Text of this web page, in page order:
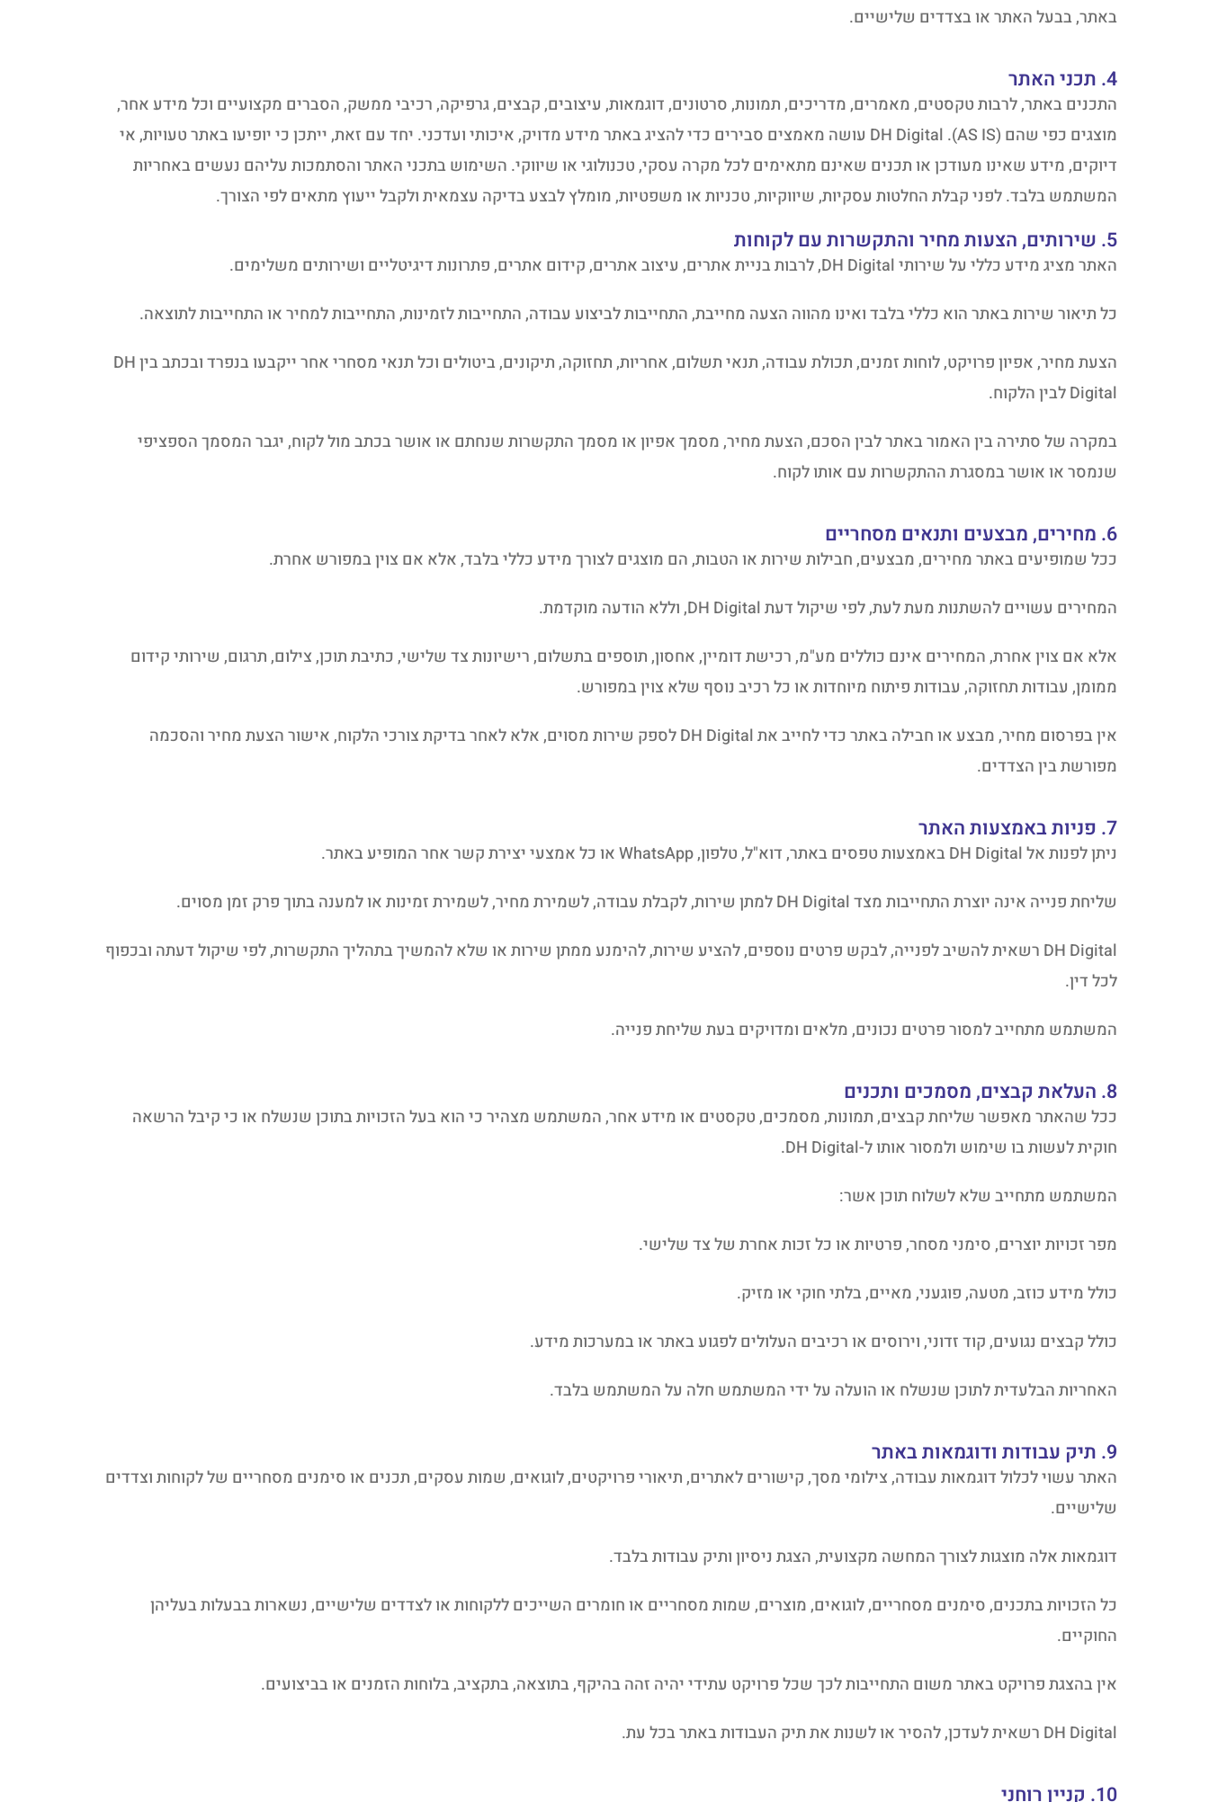
באתר, בבעל האתר או בצדדים שלישיים.
4. תכני האתר
התכנים באתר, לרבות טקסטים, מאמרים, מדריכים, תמונות, סרטונים, דוגמאות, עיצובים, קבצים, גרפיקה, רכיבי ממשק, הסברים מקצועיים וכל מידע אחר,
מוצגים כפי שהם (AS IS). DH Digital עושה מאמצים סבירים כדי להציג באתר מידע מדויק, איכותי ועדכני. יחד עם זאת, ייתכן כי יופיעו באתר טעויות, אי
דיוקים, מידע שאינו מעודכן או תכנים שאינם מתאימים לכל מקרה עסקי, טכנולוגי או שיווקי. השימוש בתכני האתר והסתמכות עליהם נעשים באחריות
המשתמש בלבד. לפני קבלת החלטות עסקיות, שיווקיות, טכניות או משפטיות, מומלץ לבצע בדיקה עצמאית ולקבל ייעוץ מתאים לפי הצורך.
5. שירותים, הצעות מחיר והתקשרות עם לקוחות
האתר מציג מידע כללי על שירותי DH Digital, לרבות בניית אתרים, עיצוב אתרים, קידום אתרים, פתרונות דיגיטליים ושירותים משלימים.
כל תיאור שירות באתר הוא כללי בלבד ואינו מהווה הצעה מחייבת, התחייבות לביצוע עבודה, התחייבות לזמינות, התחייבות למחיר או התחייבות לתוצאה.
הצעת מחיר, אפיון פרויקט, לוחות זמנים, תכולת עבודה, תנאי תשלום, אחריות, תחזוקה, תיקונים, ביטולים וכל תנאי מסחרי אחר ייקבעו בנפרד ובכתב בין DH
Digital לבין הלקוח.
במקרה של סתירה בין האמור באתר לבין הסכם, הצעת מחיר, מסמך אפיון או מסמך התקשרות שנחתם או אושר בכתב מול לקוח, יגבר המסמך הספציפי
שנמסר או אושר במסגרת ההתקשרות עם אותו לקוח.
6. מחירים, מבצעים ותנאים מסחריים
ככל שמופיעים באתר מחירים, מבצעים, חבילות שירות או הטבות, הם מוצגים לצורך מידע כללי בלבד, אלא אם צוין במפורש אחרת.
המחירים עשויים להשתנות מעת לעת, לפי שיקול דעת DH Digital, וללא הודעה מוקדמת.
אלא אם צוין אחרת, המחירים אינם כוללים מע"מ, רכישת דומיין, אחסון, תוספים בתשלום, רישיונות צד שלישי, כתיבת תוכן, צילום, תרגום, שירותי קידום
ממומן, עבודות תחזוקה, עבודות פיתוח מיוחדות או כל רכיב נוסף שלא צוין במפורש.
אין בפרסום מחיר, מבצע או חבילה באתר כדי לחייב את DH Digital לספק שירות מסוים, אלא לאחר בדיקת צורכי הלקוח, אישור הצעת מחיר והסכמה
מפורשת בין הצדדים.
7. פניות באמצעות האתר
ניתן לפנות אל DH Digital באמצעות טפסים באתר, דוא"ל, טלפון, WhatsApp או כל אמצעי יצירת קשר אחר המופיע באתר.
שליחת פנייה אינה יוצרת התחייבות מצד DH Digital למתן שירות, לקבלת עבודה, לשמירת מחיר, לשמירת זמינות או למענה בתוך פרק זמן מסוים.
DH Digital רשאית להשיב לפנייה, לבקש פרטים נוספים, להציע שירות, להימנע ממתן שירות או שלא להמשיך בתהליך התקשרות, לפי שיקול דעתה ובכפוף
לכל דין.
המשתמש מתחייב למסור פרטים נכונים, מלאים ומדויקים בעת שליחת פנייה.
8. העלאת קבצים, מסמכים ותכנים
ככל שהאתר מאפשר שליחת קבצים, תמונות, מסמכים, טקסטים או מידע אחר, המשתמש מצהיר כי הוא בעל הזכויות בתוכן שנשלח או כי קיבל הרשאה
חוקית לעשות בו שימוש ולמסור אותו ל-DH Digital.
המשתמש מתחייב שלא לשלוח תוכן אשר:
מפר זכויות יוצרים, סימני מסחר, פרטיות או כל זכות אחרת של צד שלישי.
כולל מידע כוזב, מטעה, פוגעני, מאיים, בלתי חוקי או מזיק.
כולל קבצים נגועים, קוד זדוני, וירוסים או רכיבים העלולים לפגוע באתר או במערכות מידע.
האחריות הבלעדית לתוכן שנשלח או הועלה על ידי המשתמש חלה על המשתמש בלבד.
9. תיק עבודות ודוגמאות באתר
האתר עשוי לכלול דוגמאות עבודה, צילומי מסך, קישורים לאתרים, תיאורי פרויקטים, לוגואים, שמות עסקים, תכנים או סימנים מסחריים של לקוחות וצדדים
שלישיים.
דוגמאות אלה מוצגות לצורך המחשה מקצועית, הצגת ניסיון ותיק עבודות בלבד.
כל הזכויות בתכנים, סימנים מסחריים, לוגואים, מוצרים, שמות מסחריים או חומרים השייכים ללקוחות או לצדדים שלישיים, נשארות בבעלות בעליהן
החוקיים.
אין בהצגת פרויקט באתר משום התחייבות לכך שכל פרויקט עתידי יהיה זהה בהיקף, בתוצאה, בתקציב, בלוחות הזמנים או בביצועים.
DH Digital רשאית לעדכן, להסיר או לשנות את תיק העבודות באתר בכל עת.
10. קניין רוחני